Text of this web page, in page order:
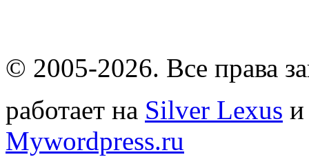
© 2005-2026. Все права
работает на Silver Lexus
Mywordpress.ru